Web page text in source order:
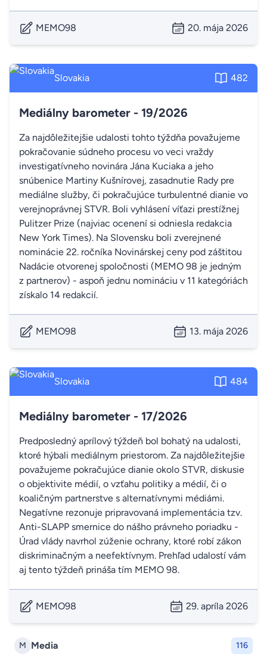
M Media 116
MEMO98 20. mája 2026
Slovakia 482
Mediálny barometer - 19/2026
Za najdôležitejšie udalosti tohto týždňa považujeme
pokračovanie súdneho procesu vo veci vraždy
investigatívneho novinára Jána Kuciaka a jeho
snúbenice Martiny Kušnírovej, zasadnutie Rady pre
mediálne služby, či pokračujúce turbulentné dianie vo
verejnoprávnej STVR. Boli vyhlásení víťazi prestížnej
Pulitzer Prize (najviac ocenení si odniesla redakcia
New York Times). Na Slovensku boli zverejnené
nominácie 22. ročníka Novinárskej ceny pod záštitou
Nadácie otvorenej spoločnosti (MEMO 98 je jedným
z partnerov) - aspoň jednu nomináciu v 11 kategóriách
získalo 14 redakcií.
MEMO98 13. mája 2026
Slovakia 484
Mediálny barometer - 17/2026
Predposledný aprílový týždeň bol bohatý na udalosti,
ktoré hýbali mediálnym priestorom. Za najdôležitejšie
považujeme pokračujúce dianie okolo STVR, diskusie
o objektivite médií, o vzťahu politiky a médií, či o
koaličným partnerstve s alternatívnymi médiámi.
Negatívne rezonuje pripravovaná implementácia tzv.
Anti-SLAPP smernice do nášho právneho poriadku -
Úrad vlády navrhol zúženie ochrany, ktoré robí zákon
diskriminačným a neefektívnym. Prehľad udalostí vám
aj tento týždeň prináša tím MEMO 98.
MEMO98 29. apríla 2026